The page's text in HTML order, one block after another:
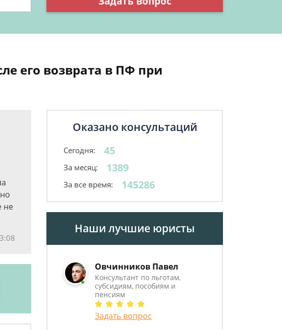
его возврата в ПФ при
не
Оказано консультаций
Сегодня: 45
За месяц: 1389
За все время: 145286
Наши лучшие юристы
Овчинников Павел
Консультант по льготам,
субсидиям, пособиям и
пенсиям
Задать вопрос